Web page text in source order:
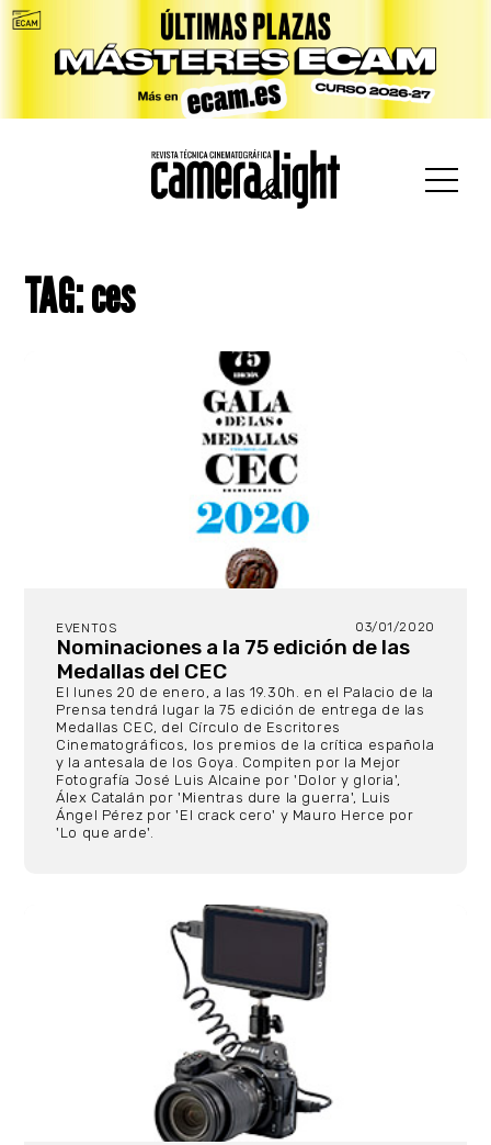
TAG: ces
EVENTOS 03/01/2020
Nominaciones a la 75 edición de las
Medallas del CEC
El lunes 20 de enero, a las 19.30h. en el Palacio de la
Prensa tendrá lugar la 75 edición de entrega de las
Medallas CEC, del Círculo de Escritores
Cinematográficos, los premios de la crítica española
y la antesala de los Goya. Compiten por la Mejor
Fotografía José Luis Alcaine por 'Dolor y gloria',
Álex Catalán por 'Mientras dure la guerra', Luis
Ángel Pérez por 'El crack cero' y Mauro Herce por
'Lo que arde'.